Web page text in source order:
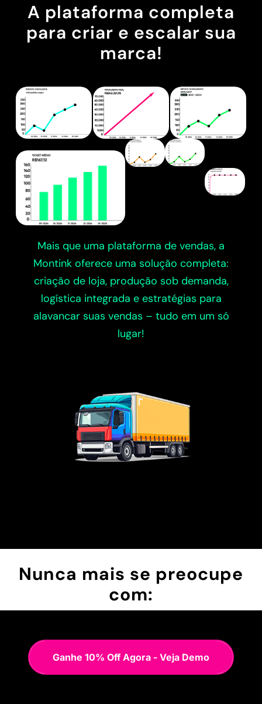
A plataforma completa
para criar e escalar sua
marca!
Mais que uma plataforma de vendas, a
Montink oferece uma solução completa:
criação de loja, produção sob demanda,
logística integrada e estratégias para
alavancar suas vendas – tudo em um só
lugar!
Nunca mais se preocupe
com:
Ganhe 10% Off Agora - Veja Demo